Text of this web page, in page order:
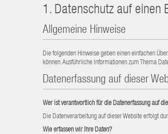
1. Datenschutz auf einen
Allgemeine Hinweise
Die folgenden Hinweise geben einen einfachen
können. Ausführliche Informationen zum Thema
Datenerfassung auf dieser
Wer ist verantwortlich für die Datenerfassung auf
Die Datenverarbeitung auf dieser Website erfolgt
Wie erfassen wir Ihre Daten?